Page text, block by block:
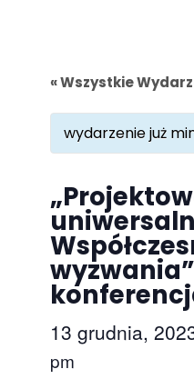
« Wszystkie
wydarzenie już
13 grudnia,
pm